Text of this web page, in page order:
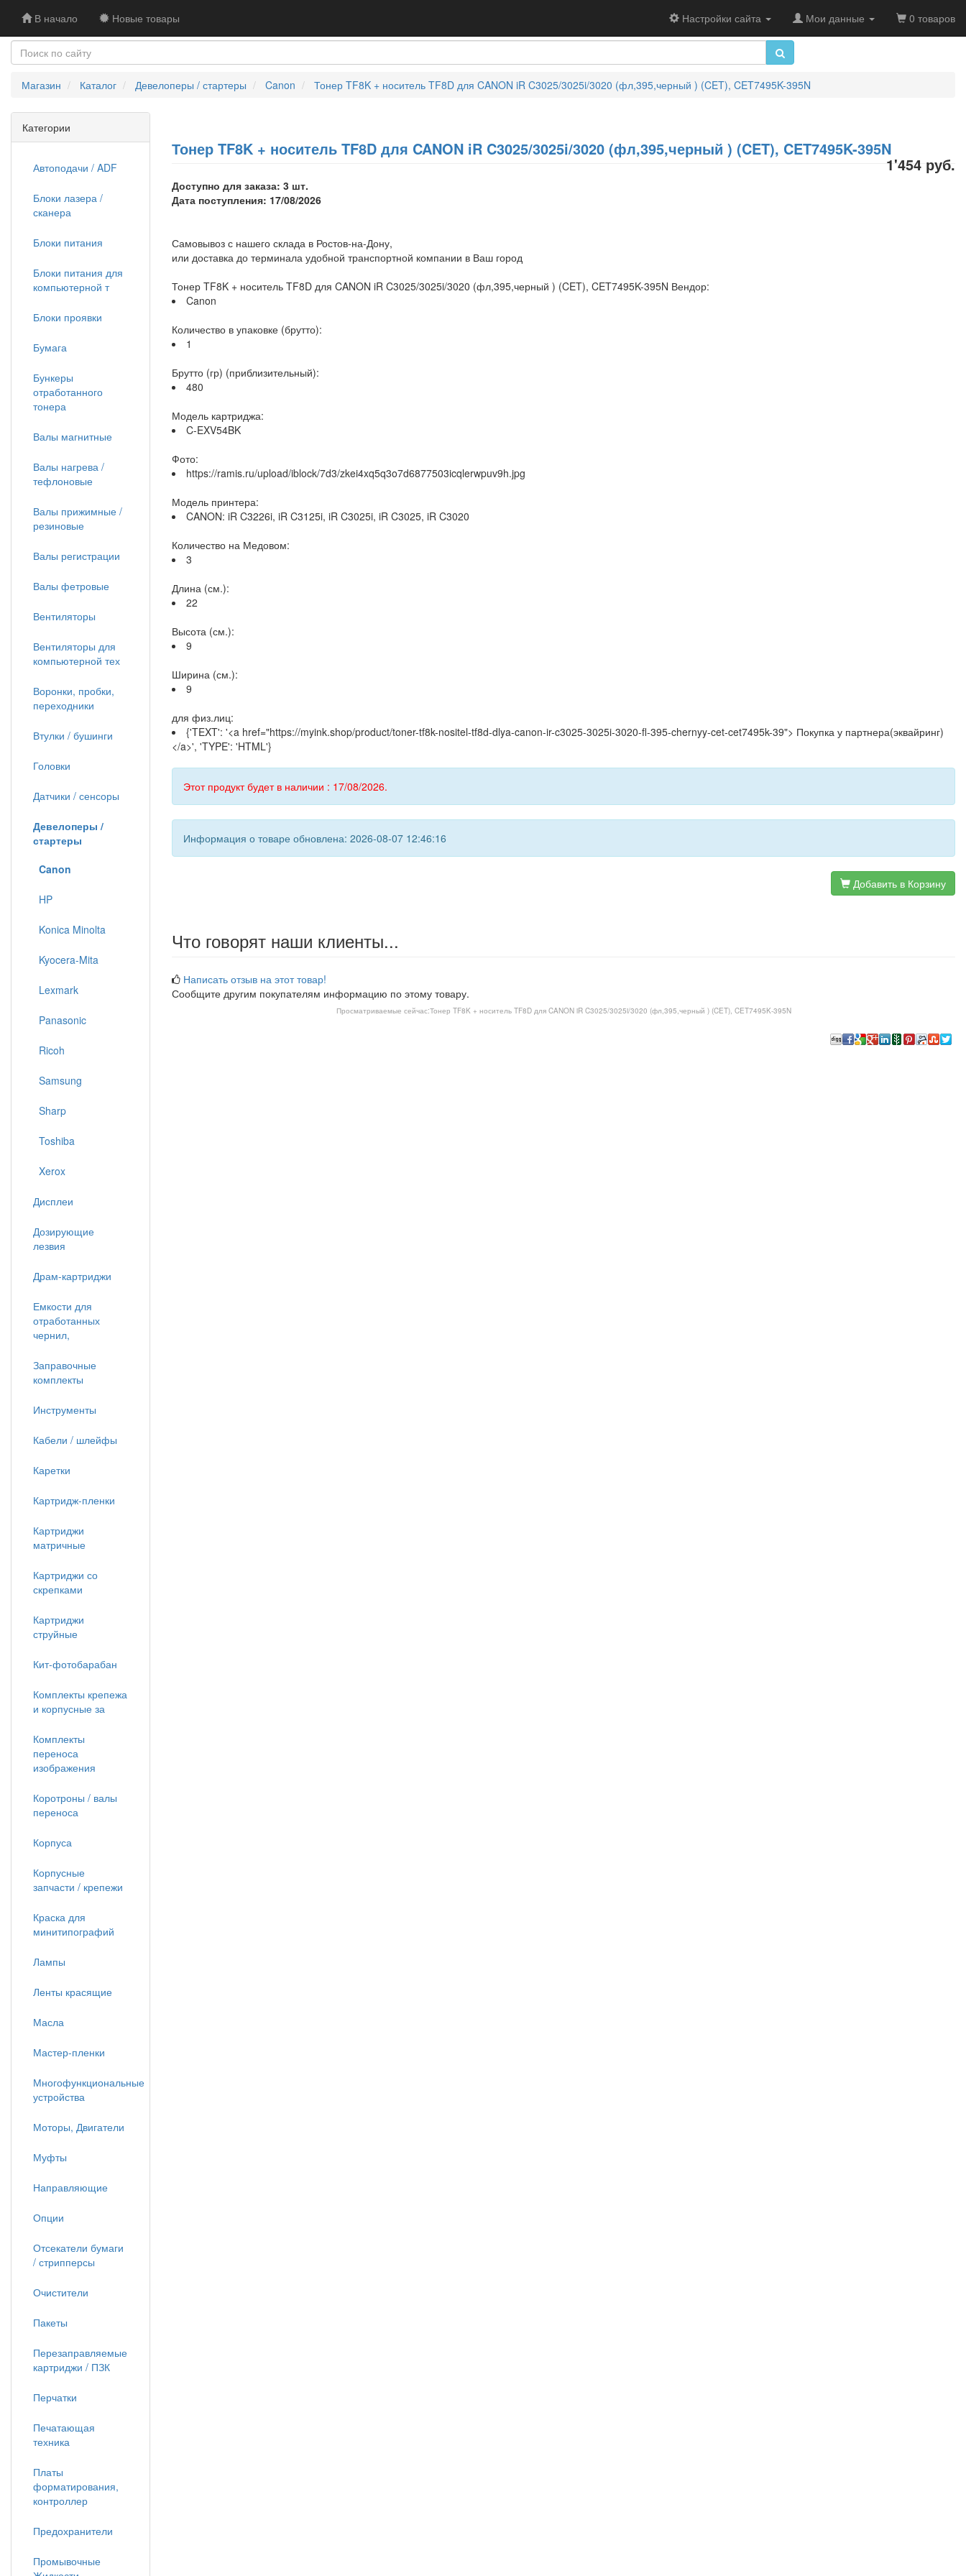
В начало Новые товары Настройки сайта Мои данные 0 товаров
Магазин Каталог Девелоперы / стартеры Canon Тонер TF8K + носитель TF8D для CANON iR C3025/3025i/3020 (фл,395,черный ) (CET), CET7495K-395N
Тонер TF8K + носитель TF8D для CANON iR C3025/3025i/3020 (фл,395,черный ) (CET), CET7495K-395N
1'454 руб.
Доступно для заказа: 3 шт.
Дата поступления: 17/08/2026
Самовывоз с нашего склада в Ростов-на-Дону,
или доставка до терминала удобной транспортной компании в Ваш город
Тонер TF8K + носитель TF8D для CANON iR C3025/3025i/3020 (фл,395,черный ) (CET), CET7495K-395N Вендор:
Canon
Количество в упаковке (брутто):
1
Брутто (гр) (приблизительный):
480
Модель картриджа:
C-EXV54BK
Фото:
https://ramis.ru/upload/iblock/7d3/zkei4xq5q3o7d6877503icqlerwpuv9h.jpg
Модель принтера:
CANON: iR C3226i, iR C3125i, iR C3025i, iR C3025, iR C3020
Количество на Медовом:
3
Длина (см.):
22
Высота (см.):
9
Ширина (см.):
9
для физ.лиц:
{'TEXT': '<a href="https://myink.shop/product/toner-tf8k-nositel-tf8d-dlya-canon-ir-c3025-3025i-3020-fl-395-chernyy-cet-cet7495k-39"> Покупка у партнера(эквайринг)
</a>', 'TYPE': 'HTML'}
Этот продукт будет в наличии : 17/08/2026.
Информация о товаре обновлена: 2026-08-07 12:46:16
Добавить в Корзину
Что говорят наши клиенты...
Написать отзыв на этот товар!
Сообщите другим покупателям информацию по этому товару.
Просматриваемые сейчас:Тонер TF8K + носитель TF8D для CANON iR C3025/3025i/3020 (фл,395,черный ) (CET), CET7495K-395N
Категории
Автоподачи / ADF
Блоки лазера /
сканера
Блоки питания
Блоки питания для
компьютерной т
Блоки проявки
Бумага
Бункеры
отработанного
тонера
Валы магнитные
Валы нагрева /
тефлоновые
Валы прижимные /
резиновые
Валы регистрации
Валы фетровые
Вентиляторы
Вентиляторы для
компьютерной тех
Воронки, пробки,
переходники
Втулки / бушинги
Головки
Датчики / сенсоры
Девелоперы /
стартеры
Canon
HP
Konica Minolta
Kyocera-Mita
Lexmark
Panasonic
Ricoh
Samsung
Sharp
Toshiba
Xerox
Дисплеи
Дозирующие
лезвия
Драм-картриджи
Емкости для
отработанных
чернил,
Заправочные
комплекты
Инструменты
Кабели / шлейфы
Каретки
Картридж-пленки
Картриджи
матричные
Картриджи со
скрепками
Картриджи
струйные
Кит-фотобарабан
Комплекты крепежа
и корпусные за
Комплекты
переноса
изображения
Коротроны / валы
переноса
Корпуса
Корпусные
запчасти / крепежи
Краска для
минитипографий
Лампы
Ленты красящие
Масла
Мастер-пленки
Многофункциональные
устройства
Моторы, Двигатели
Муфты
Направляющие
Опции
Отсекатели бумаги
/ стрипперсы
Очистители
Пакеты
Перезаправляемые
картриджи / ПЗК
Перчатки
Печатающая
техника
Платы
форматирования,
контроллер
Предохранители
Промывочные